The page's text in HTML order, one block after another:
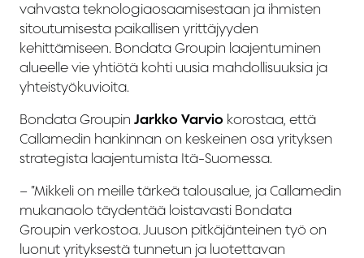
vahvasta teknologiaosaamisestaan ja ihmisten
sitoutumisesta paikallisen yrittäjyyden
kehittämiseen. Bondata Groupin laajentuminen
alueelle vie yhtiötä kohti uusia mahdollisuuksia ja
yhteistyökuvioita.
Bondata Groupin Jarkko Varvio korostaa, että
Callamedin hankinnan on keskeinen osa yrityksen
strategista laajentumista Itä-Suomessa.
– ”Mikkeli on meille tärkeä talousalue, ja Callamedin
mukanaolo täydentää loistavasti Bondata
Groupin verkostoa. Juuson pitkäjänteinen työ on
luonut yrityksestä tunnetun ja luotettavan